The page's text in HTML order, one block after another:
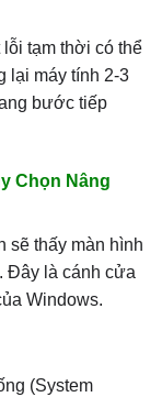
tạm thời có thể
lại máy tính 2-3
bước tiếp
Chọn Nâng
sẽ thấy màn hình
Đây là cánh cửa
Windows.
(System